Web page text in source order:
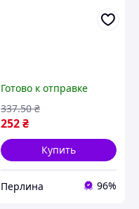
Готово к отправке
252₴
337.50 ₴
Купить
Перлина 96%